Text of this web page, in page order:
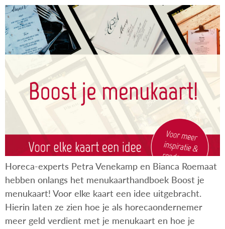
Horeca-experts Petra Venekamp en Bianca Roemaat
hebben onlangs het menukaarthandboek Boost je
menukaart! Voor elke kaart een idee uitgebracht.
Hierin laten ze zien hoe je als horecaondernemer
meer geld verdient met je menukaart en hoe je